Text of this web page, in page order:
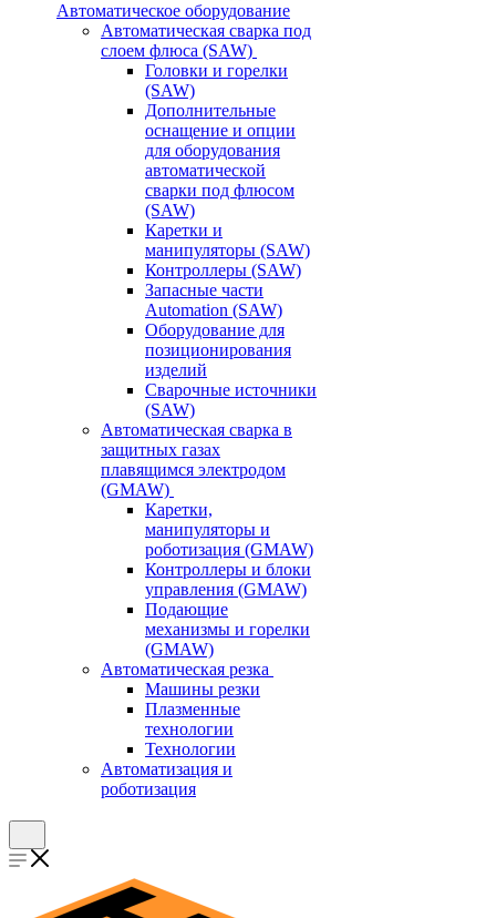
Автоматическое оборудование
Автоматическая сварка под
слоем флюса (SAW)
Головки и горелки
(SAW)
Дополнительные
оснащение и опции
для оборудования
автоматической
сварки под флюсом
(SAW)
Каретки и
манипуляторы (SAW)
Контроллеры (SAW)
Запасные части
Automation (SAW)
Оборудование для
позиционирования
изделий
Сварочные источники
(SAW)
Автоматическая сварка в
защитных газах
плавящимся электродом
(GMAW)
Каретки,
манипуляторы и
роботизация (GMAW)
Контроллеры и блоки
управления (GMAW)
Подающие
механизмы и горелки
(GMAW)
Автоматическая резка
Машины резки
Плазменные
технологии
Технологии
Автоматизация и
роботизация